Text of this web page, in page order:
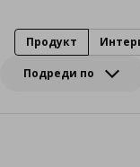
Подреди по
Продукт